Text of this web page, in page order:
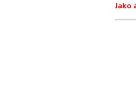
Jako